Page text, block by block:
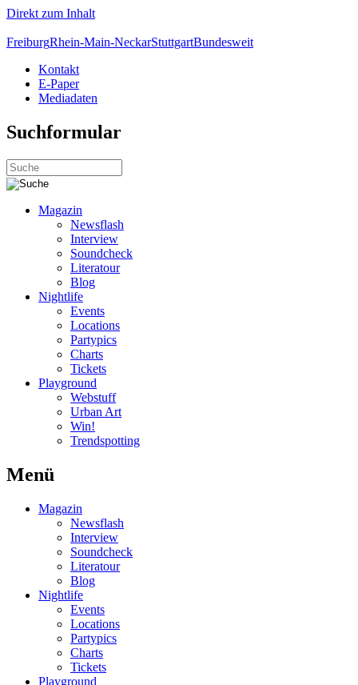
Direkt zum Inhalt
FreiburgRhein-Main-NeckarStuttgartBundesweit
Kontakt
E-Paper
Mediadaten
Suchformular
Magazin
Newsflash
Interview
Soundcheck
Literatour
Blog
Nightlife
Events
Locations
Partypics
Charts
Tickets
Playground
Webstuff
Urban Art
Win!
Trendspotting
Menü
Magazin
Newsflash
Interview
Soundcheck
Literatour
Blog
Nightlife
Events
Locations
Partypics
Charts
Tickets
Playground